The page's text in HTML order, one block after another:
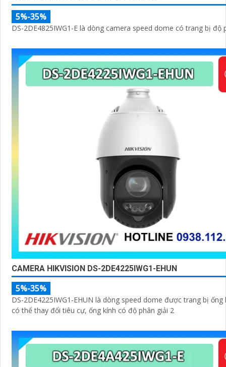
5%-35%
DS-2DE4825IWG1-E là dòng camera speed dome có trang bị độ
CAMERA HIKVISION DS-2DE4225IWG1-EHUN
5%-35%
DS-2DE4225IWG1-EHUN là dòng speed dome được trang bị
có thể thay đổi tiêu cự, ống kính có độ phân giải 2